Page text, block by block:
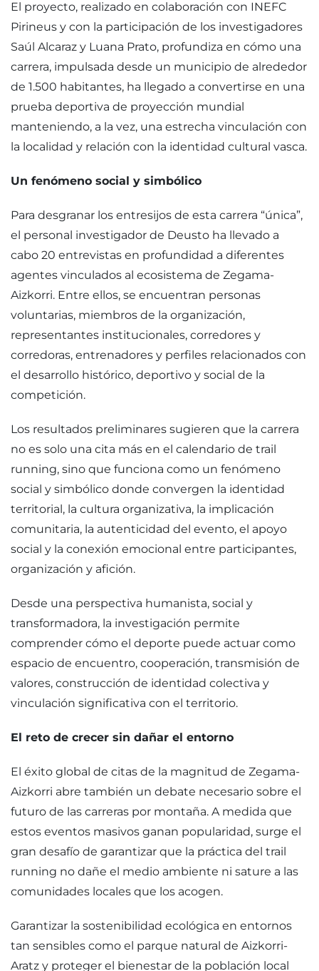
El proyecto, realizado en colaboración con INEFC
Pirineus y con la participación de los investigadores
Saúl Alcaraz y Luana Prato, profundiza en cómo una
carrera, impulsada desde un municipio de alrededor
de 1.500 habitantes, ha llegado a convertirse en una
prueba deportiva de proyección mundial
manteniendo, a la vez, una estrecha vinculación con
la localidad y relación con la identidad cultural vasca.
Un fenómeno social y simbólico
Para desgranar los entresijos de esta carrera “única”,
el personal investigador de Deusto ha llevado a
cabo 20 entrevistas en profundidad a diferentes
agentes vinculados al ecosistema de Zegama-
Aizkorri. Entre ellos, se encuentran personas
voluntarias, miembros de la organización,
representantes institucionales, corredores y
corredoras, entrenadores y perfiles relacionados con
el desarrollo histórico, deportivo y social de la
competición.
Los resultados preliminares sugieren que la carrera
no es solo una cita más en el calendario de trail
running, sino que funciona como un fenómeno
social y simbólico donde convergen la identidad
territorial, la cultura organizativa, la implicación
comunitaria, la autenticidad del evento, el apoyo
social y la conexión emocional entre participantes,
organización y afición.
Desde una perspectiva humanista, social y
transformadora, la investigación permite
comprender cómo el deporte puede actuar como
espacio de encuentro, cooperación, transmisión de
valores, construcción de identidad colectiva y
vinculación significativa con el territorio.
El reto de crecer sin dañar el entorno
El éxito global de citas de la magnitud de Zegama-
Aizkorri abre también un debate necesario sobre el
futuro de las carreras por montaña. A medida que
estos eventos masivos ganan popularidad, surge el
gran desafío de garantizar que la práctica del trail
running no dañe el medio ambiente ni sature a las
comunidades locales que los acogen.
Garantizar la sostenibilidad ecológica en entornos
tan sensibles como el parque natural de Aizkorri-
Aratz y proteger el bienestar de la población local